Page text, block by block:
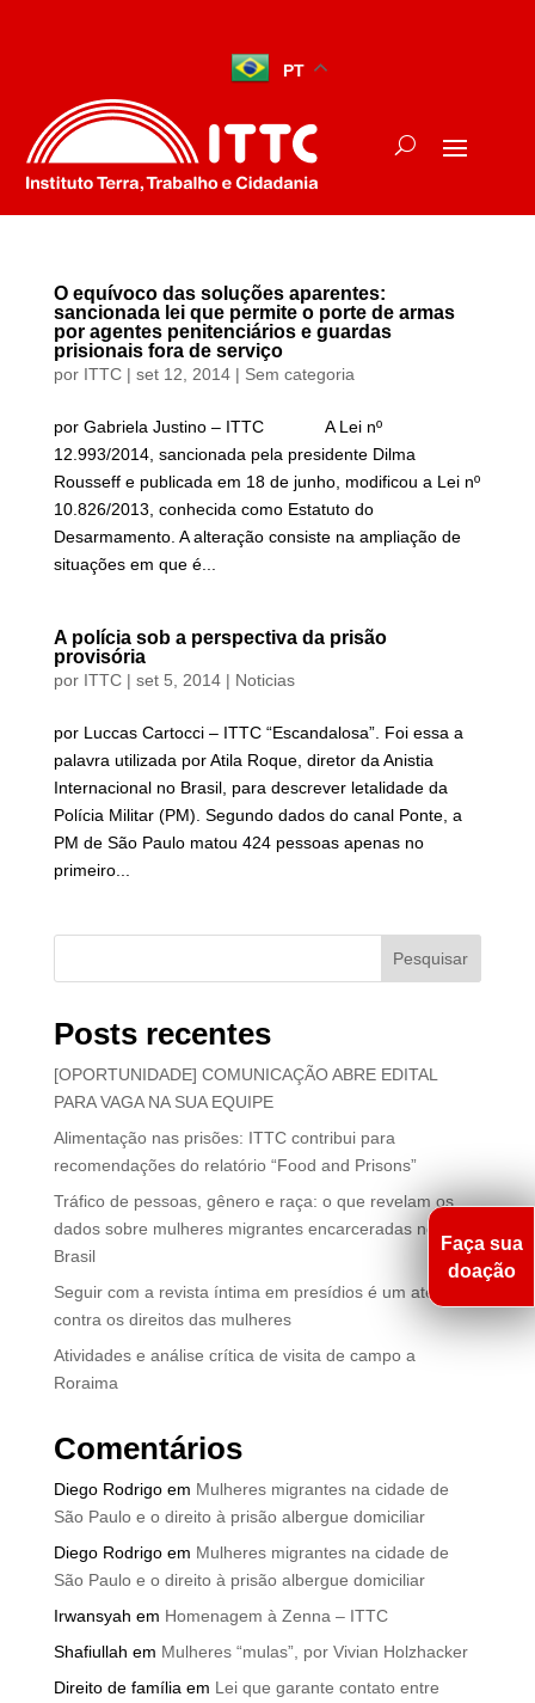
PT
O equívoco das soluções aparentes:
sancionada lei que permite o porte de armas
por agentes penitenciários e guardas
prisionais fora de serviço
por ITTC| set 12, 2014| Sem categoria
por Gabriela Justino – ITTC A Lei nº
12.993/2014, sancionada pela presidente Dilma
Rousseff e publicada em 18 de junho, modificou a Lei nº
10.826/2013, conhecida como Estatuto do
Desarmamento. A alteração consiste na ampliação de
situações em que é...
A polícia sob a perspectiva da prisão
provisória
por ITTC| set 5, 2014| Noticias
por Luccas Cartocci – ITTC “Escandalosa”. Foi essa a
palavra utilizada por Atila Roque, diretor da Anistia
Internacional no Brasil, para descrever letalidade da
Polícia Militar (PM). Segundo dados do canal Ponte, a
PM de São Paulo matou 424 pessoas apenas no
primeiro...
Pesquisar
Posts recentes
[OPORTUNIDADE] COMUNICAÇÃO ABRE EDITAL
PARA VAGA NA SUA EQUIPE
Alimentação nas prisões: ITTC contribui para
recomendações do relatório “Food and Prisons”
Tráfico de pessoas, gênero e raça: o que revelam os
dados sobre mulheres migrantes encarceradas no
Brasil
Seguir com a revista íntima em presídios é um atentado
contra os direitos das mulheres
Atividades e análise crítica de visita de campo a
Roraima
Comentários
Diego Rodrigoem Mulheres migrantes na cidade de
São Paulo e o direito à prisão albergue domiciliar
Diego Rodrigoem Mulheres migrantes na cidade de
São Paulo e o direito à prisão albergue domiciliar
Irwansyah em Homenagem à Zenna – ITTC
Shafiullah em Mulheres “mulas”, por Vivian Holzhacker
Direito de família em Lei que garante contato entre
Faça sua
doação